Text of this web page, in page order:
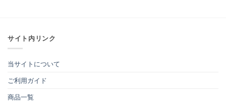
サイト内リンク
当サイトについて
ご利用ガイド
商品一覧